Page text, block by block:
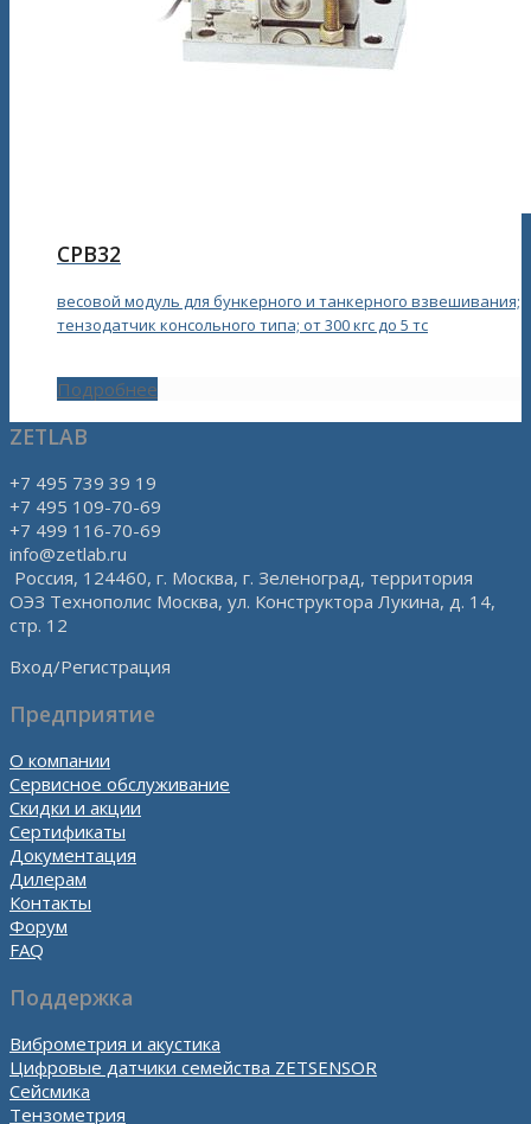
CPB32
весовой модуль для бункерного и танкерного взвешивания;
тензодатчик консольного типа; от 300 кгс до 5 тс
Подробнее
ZETLAB
+7 495 739 39 19
+7 495 109-70-69
+7 499 116-70-69
info@zetlab.ru
Россия, 124460, г. Москва, г. Зеленоград, территория
ОЭЗ Технополис Москва, ул. Конструктора Лукина, д. 14,
стр. 12
Вход/Регистрация
Предприятие
О компании
Сервисное обслуживание
Скидки и акции
Сертификаты
Документация
Дилерам
Контакты
Форум
FAQ
Поддержка
Виброметрия и акустика
Цифровые датчики семейства ZETSENSOR
Сейсмика
Тензометрия